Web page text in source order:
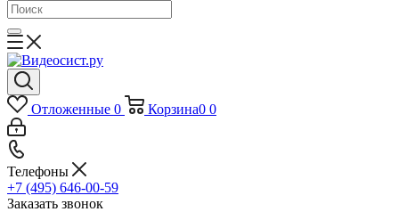
Отложенные 0 Корзина0 0
Телефоны
+7 (495) 646-00-59
Заказать звонок